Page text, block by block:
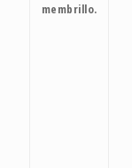
membrillo.